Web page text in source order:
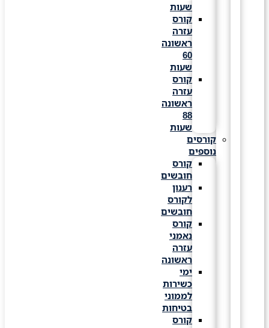
שעות
קורס
עזרה
ראשונה
שעות
קורס
עזרה
ראשונה
שעות
קורסים
נוספים
קורס
חובשים
רענון
לקורס
חובשים
קורס
נאמני
עזרה
ראשונה
ימי
כשירות
לממוני
בטיחות
קורס